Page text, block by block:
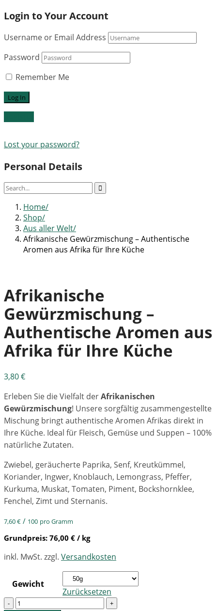
Login to Your Account
Username or Email Address
Password
Remember Me
Lost your password?
Personal Details
Home
Shop
Aus aller Welt
Afrikanische Gewürzmischung – Authentische
Aromen aus Afrika für Ihre Küche
Afrikanische
Gewürzmischung –
Authentische Aromen aus
Afrika für Ihre Küche
3,80€
Erleben Sie die Vielfalt derAfrikanischen
Gewürzmischung! Unsere sorgfältig zusammengestellte
Mischung bringt authentische Aromen Afrikas direkt in
Ihre Küche. Ideal für Fleisch, Gemüse und Suppen – 100%
natürliche Zutaten.
Zwiebel, geräucherte Paprika, Senf, Kreutkümmel,
Koriander, Ingwer, Knoblauch, Lemongrass, Pfeffer,
Kurkuma, Muskat, Tomaten, Piment, Bockshornklee,
Fenchel, Zimt und Sternanis.
7,60€ / 100 pro Gramm
Grundpreis: 76,00 € / kg
inkl. MwSt. zzgl. Versandkosten
Gewicht
Zurücksetzen
Quantity